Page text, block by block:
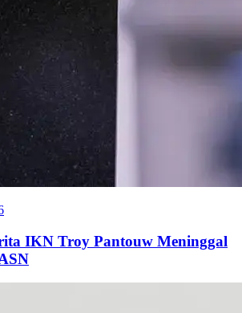
IKN Troy Pantouw Meninggal